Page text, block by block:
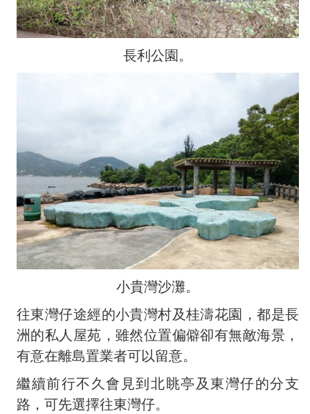
長利公園。
小貴灣沙灘。
往東灣仔途經的小貴灣村及桂濤花園，都是長
洲的私人屋苑，雖然位置偏僻卻有無敵海景，
有意在離島置業者可以留意。
繼續前行不久會見到北眺亭及東灣仔的分支
路，可先選擇往東灣仔。